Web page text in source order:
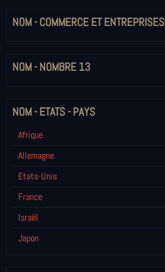
NOM - COMMERCE ET ENTREPRISES
NOM - NOMBRE 13
NOM - ETATS - PAYS
Afrique
Allemagne
Etats-Unis
France
Israël
Japon